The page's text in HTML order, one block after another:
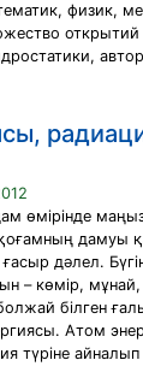
физик,
өмірінде
қоғамның дамуы
дәлел.
– көмір, мұнай,
білген
Атом
түріне айналып